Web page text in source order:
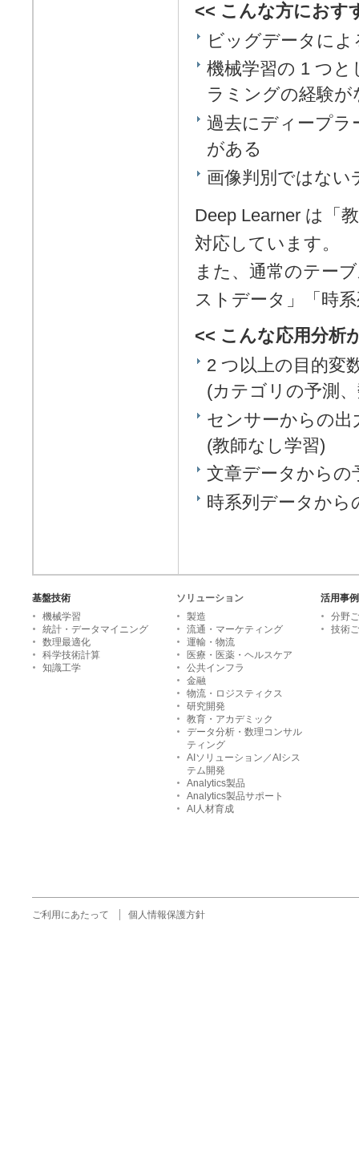
<< こんな方におす
ビッグデータに
機械学習の 1 つ
ラミングの経験が
過去にディープ
がある
画像判別ではな
Deep Learner は「
対応しています。
また、通常のテー
ストデータ」「時
<< こんな応用分析
2 つ以上の目的変
(カテゴリの予測
センサーからの出
(教師なし学習)
文章データからの
時系列データから
基盤技術
機械学習
統計・データマイニング
数理最適化
科学技術計算
知識工学
ソリューション
製造
流通・マーケティング
運輸・物流
医療・医薬・ヘルスケア
公共インフラ
金融
物流・ロジスティクス
研究開発
教育・アカデミック
データ分析・数理コンサル
ティング
AIソリューション／AIシス
テム開発
Analytics製品
Analytics製品サポート
AI人材育成
活用事例
分野
技術
ご利用にあたって 個人情報保護方針